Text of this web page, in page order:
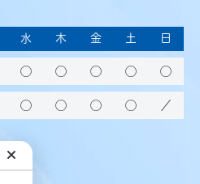
水 木 金 土 日
◯ ◯ ◯ ◯ ◯
◯ ◯ ◯ ◯ ／